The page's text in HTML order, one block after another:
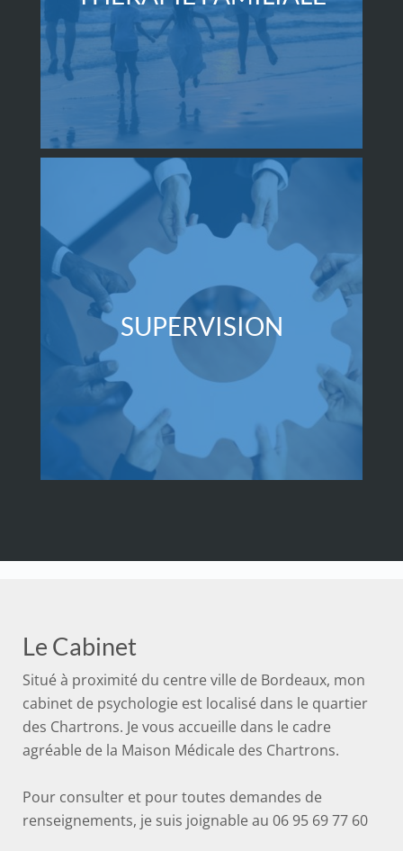
SUPERVISION
Le Cabinet
Situé à proximité du centre ville de Bordeaux, mon
cabinet de psychologie est localisé dans le quartier
des Chartrons. Je vous accueille dans le cadre
agréable de la Maison Médicale des Chartrons.
Pour consulter et pour toutes demandes de
renseignements, je suis joignable au 06 95 69 77 60